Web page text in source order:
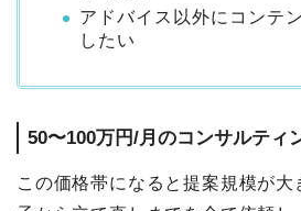
アドバイス以外にコンテ
したい
50〜100万円/月のコンサルティ
この価格帯になると提案規模が大